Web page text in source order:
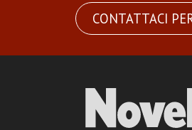
CONTATTACI